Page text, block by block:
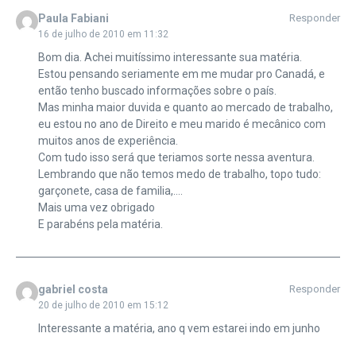
Paula Fabiani
16 de julho de 2010 em 11:32
Responder
Bom dia. Achei muitíssimo interessante sua matéria.
Estou pensando seriamente em me mudar pro Canadá, e
então tenho buscado informações sobre o país.
Mas minha maior duvida e quanto ao mercado de trabalho,
eu estou no ano de Direito e meu marido é mecânico com
muitos anos de experiência.
Com tudo isso será que teriamos sorte nessa aventura.
Lembrando que não temos medo de trabalho, topo tudo:
garçonete, casa de familia,….
Mais uma vez obrigado
E parabéns pela matéria.
gabriel costa
20 de julho de 2010 em 15:12
Responder
Interessante a matéria, ano q vem estarei indo em junho